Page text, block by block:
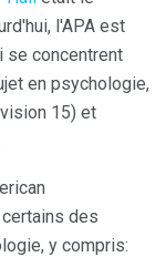
l'APA est
se concentrent
en psychologie,
15) et
des
y compris: